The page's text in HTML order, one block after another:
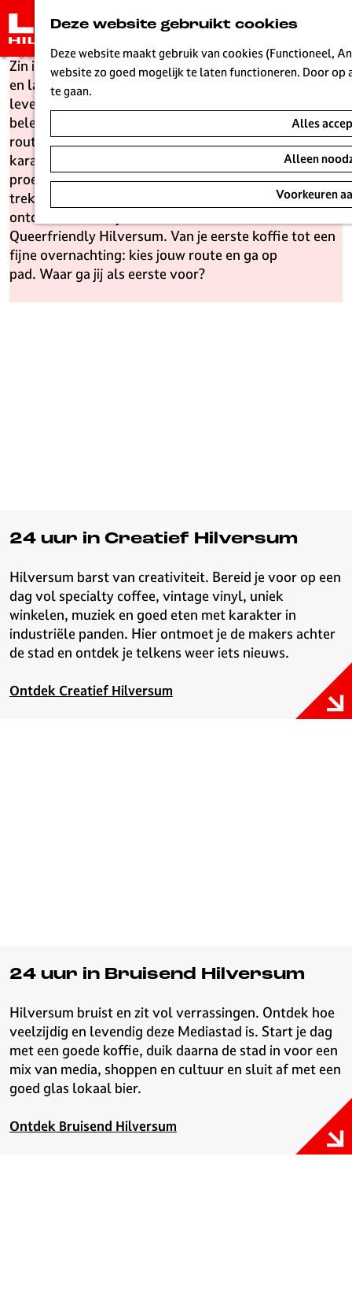
Deze website gebruikt cookies
Deze website maakt gebruik van cookies (Functioneel,
website zo goed mogelijk te laten functioneren. Door
te gaan.
Alles
Alleen
Voorkeuren
a
n
a
r
e
o
m
e
p
a
g
e
m
24 uur in
Hilversum
Zin in een dagje weg? Kom naar Mediastad Hilversum
en laat je verrassen. Van creatieve hotspots en
levendige plekken tot natuur en architectuur: hier
beleef je in één dag meer dan je verwacht. Kies jouw
route uit vier 24-uurs thema’s, elk met een eigen
karakter. Laat je inspireren door Creatief Hilversum,
proef de energie van de stad met Bruisend Hilversum,
trek op de fiets door Avontuurlijk Hilversum of
ontdek de kleurrijke kant van de stad met
Queerfriendly Hilversum. Van je eerste koffie tot een
fijne overnachting: kies jouw route en ga op
pad. Waar ga jij als eerste voor?
24 uur in Creatief Hilversum
Hilversum barst van creativiteit. Bereid je voor op een
dag vol specialty coffee, vintage vinyl, uniek
winkelen, muziek en goed eten met karakter in
industriële panden. Hier ontmoet je de makers achter
de stad en ontdek je telkens weer iets nieuws.
Ontdek Creatief Hilversum
24 uur in Bruisend Hilversum
Hilversum bruist en zit vol verrassingen. Ontdek hoe
veelzijdig en levendig deze Mediastad is. Start je dag
met een goede koffie, duik daarna de stad in voor een
mix van media, shoppen en cultuur en sluit af met een
goed glas lokaal bier.
Ontdek Bruisend Hilversum